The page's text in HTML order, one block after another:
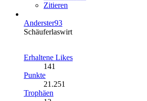
Zitieren
Anderster93
Schäuferlaswirt
Erhaltene Likes
141
Punkte
21.251
Trophäen